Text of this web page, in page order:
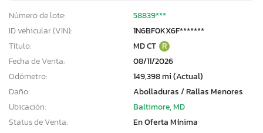
Número de lote:
58839***
ID vehicular (VIN):
1N6BF0KX6F*******
Título:
MD CT R
Fecha de Venta:
08/11/2026
Odómetro:
149,398 mi (Actual)
Daño:
Abolladuras / Rallas Menores
Ubicación:
Baltimore, MD
Status de Venta:
En Oferta Mínima